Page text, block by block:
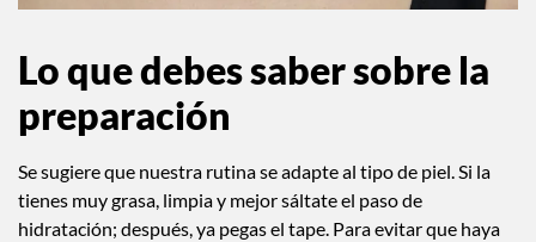
Lo que debes saber sobre la
preparación
Se sugiere que nuestra rutina se adapte al tipo de piel. Si la
tienes muy grasa, limpia y mejor sáltate el paso de
hidratación; después, ya pegas el tape. Para evitar que haya